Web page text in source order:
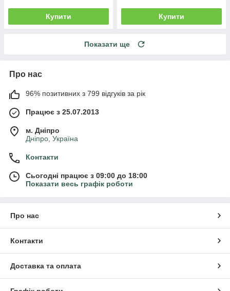
Купити Купити
Показати ще
Про нас
96% позитивних з 799 відгуків за рік
Працює з 25.07.2013
м. Дніпро
Дніпро, Україна
Контакти
Сьогодні працює з 09:00 до 18:00
Показати весь графік роботи
Про нас
Контакти
Доставка та оплата